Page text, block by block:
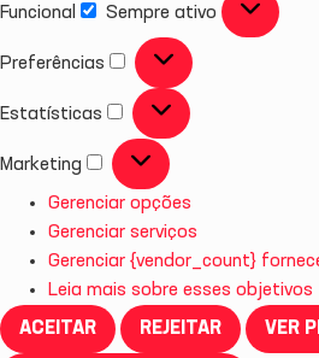
Funcional Sempre ativo
Preferências
Estatísticas
Marketing
Gerenciar opções
Gerenciar serviços
Gerenciar {vendor_count}
Leia mais sobre esses objetivos
ACEITAR
REJEITAR VER